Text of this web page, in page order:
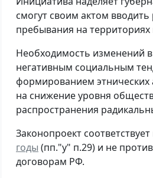
смогут своим актом
пребывания на
Необходимость изменений
негативным социальным
формированием этнических
на снижение уровня
распространения
Законопроект
годы (пп."у" п.29) и не
договорам РФ.